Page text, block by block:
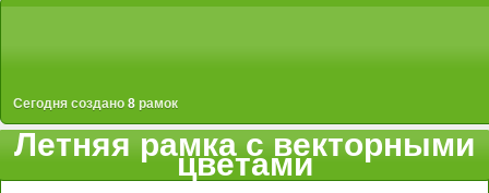
Сегодня создано 8 рамок
Летняя рамка с векторными
цветами